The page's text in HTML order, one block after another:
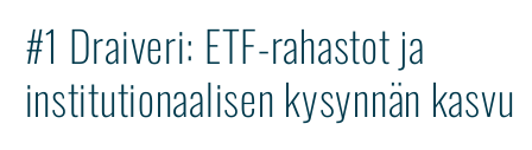
#1 Draiveri: ETF-rahastot ja
institutionaalisen kysynnän kasvu